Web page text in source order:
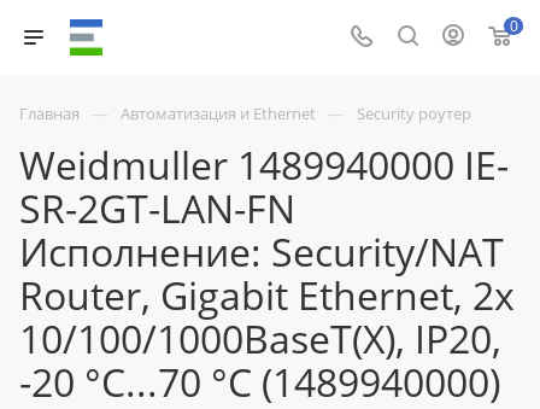
0
Главная — Автоматизация и Ethernet — Security роутер
Weidmuller 1489940000 IE-
SR-2GT-LAN-FN
Исполнение: Security/NAT
Router, Gigabit Ethernet, 2x
10/100/1000BaseT(X), IP20,
-20 °C...70 °C (1489940000)